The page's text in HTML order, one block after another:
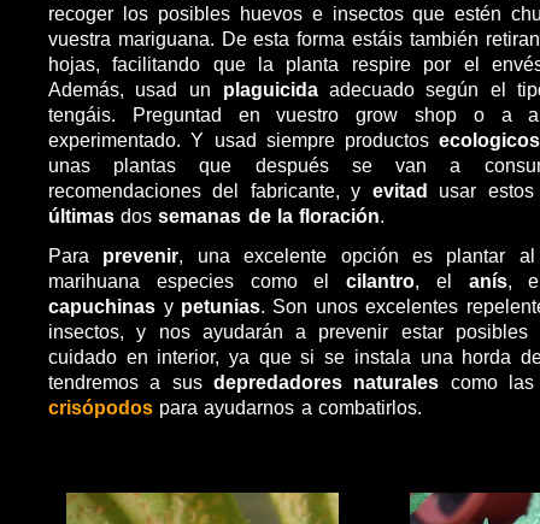
recoger los posibles huevos e insectos que estén
vuestra mariguana. De esta forma estáis también
hojas, facilitando que la planta respire por el
Además, usad un plaguicida adecuado según el
tengáis. Preguntad en vuestro grow shop o a
experimentado. Y usad siempre productosecologicos
unas plantas que después se van a
recomendaciones del fabricante, y evitad usar
últimas dossemanas de la floración.
Para prevenir, una excelente opción es plantar
marihuana especies como elcilantro, el anís,
capuchinas y petunias. Son unos excelentes
insectos, y nos ayudarán a prevenir estar posibles
cuidado en interior, ya que si se instala una horda
tendremos a sus depredadores naturales como
crisópodos para ayudarnos a combatirlos.